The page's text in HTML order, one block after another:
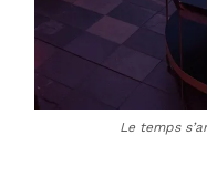
Le temps